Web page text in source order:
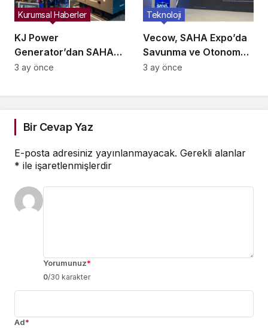
KJ Power
Generator’dan SAHA
Expo’da Savunmaya
Kurumsal Haberler
3 ay önce
Vecow, SAHA Expo’da
Savunma ve Otonom
Sistemler İçin Yeni
Teknoloji
3 ay önce
Bir Cevap Yaz
E-posta adresiniz yayınlanmayacak. Gerekli alanlar
* ile işaretlenmişlerdir
Yorumunuz*
0/30 karakter
Ad*